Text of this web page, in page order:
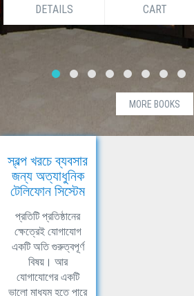
DETAILS CART
MORE BOOKS
স্বল্প খরচে ব্যবসার
জন্য অত্যাধুনিক
টেলিফোন সিস্টেম
প্রতিটি প্রতিষ্ঠানের
ক্ষেত্রেই যোগাযোগ
একটি অতি গুরুত্বপূর্ণ
বিষয়। আর
যোগাযোগের একটি
ভালো মাধ্যম হতে পারে